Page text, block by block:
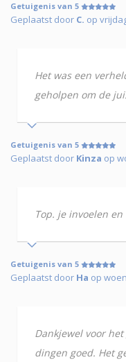
Getuigenis van 5
Geplaatst door C. op
Het was een
geholpen om de
Getuigenis van 5
Geplaatst door Kinza op
Top. je invoelen
Getuigenis van 5
Geplaatst door Ha op
Dankjewel voor het
dingen goed. Het